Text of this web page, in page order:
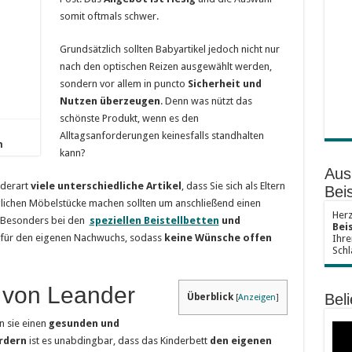
somit oftmals schwer.
Grundsätzlich sollten Babyartikel jedoch nicht nur
nach den optischen Reizen ausgewählt werden,
sondern vor allem in puncto Sicherheit und
Nutzen überzeugen. Denn was nützt das
schönste Produkt, wenn es den
Alltagsanforderungen keinesfalls standhalten
kann?
viele unterschiedliche Artikel , dass Sie sich als Eltern
Möbelstücke machen sollten um anschließend einen
bei den speziellen Beistellbetten und
den eigenen Nachwuchs, sodass keine Wünsche offen
Überblick [Anzeigen]
Leander
sie einen gesunden und
ist es unabdingbar, dass das Kinderbett den eigenen